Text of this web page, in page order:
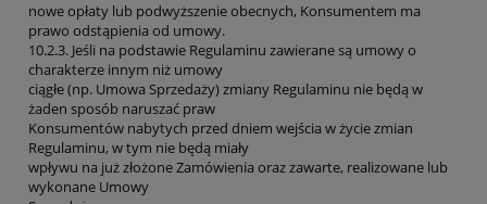
nowe opłaty lub podwyższenie obecnych, Konsumentem ma
prawo odstąpienia od umowy.
10.2.3. Jeśli na podstawie Regulaminu zawierane są umowy o
charakterze innym niż umowy
ciągłe (np. Umowa Sprzedaży) zmiany Regulaminu nie będą w
żaden sposób naruszać praw
Konsumentów nabytych przed dniem wejścia w życie zmian
Regulaminu, w tym nie będą miały
wpływu na już złożone Zamówienia oraz zawarte, realizowane lub
wykonane Umowy